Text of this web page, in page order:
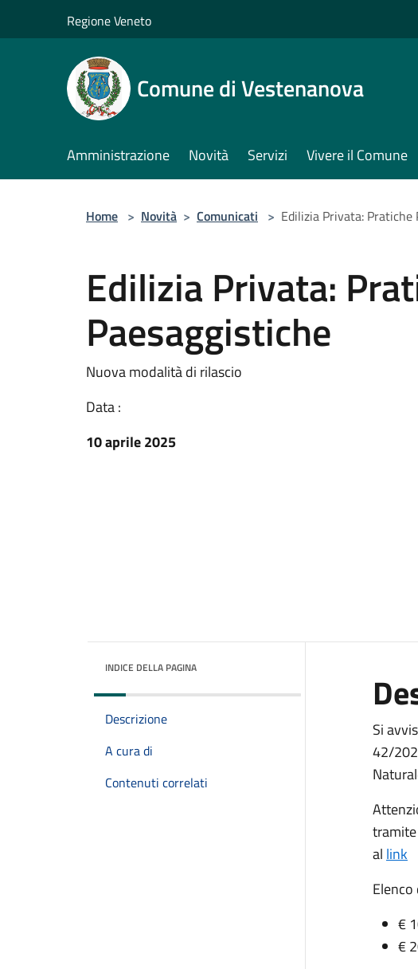
Regione Veneto
Comune di Vestenanova
Amministrazione Novità Servizi Vivere il Comune
Home > Novità > Comunicati > Edilizia Privata: Pratiche
Edilizia Privata:
Paesaggistiche
Nuova modalità di rilascio
Data :
10 aprile 2025
INDICE DELLA PAGINA
Descrizione
A cura di
Contenuti correlati
Si
42/
al link
€
€